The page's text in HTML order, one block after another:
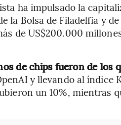
ha impulsado la
la Bolsa de Filadelfia y
de US$200.000
de chips fueron de los
y llevando al índice
un 10%, mientras